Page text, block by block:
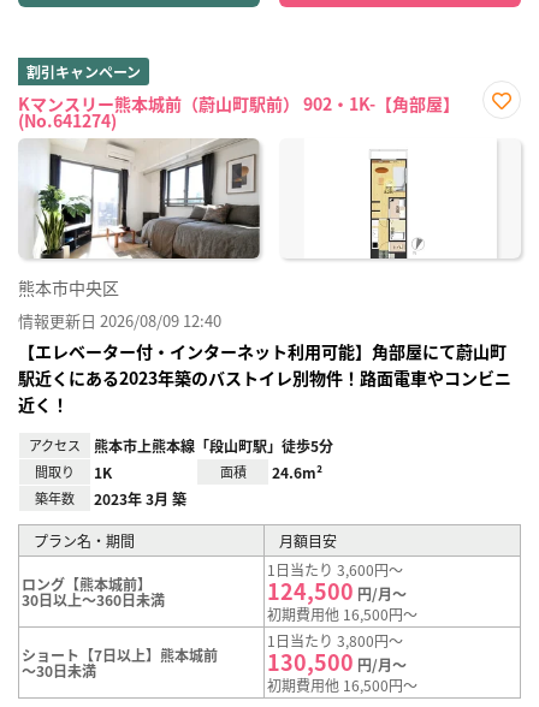
割引キャンペーン
Kマンスリー熊本城前（蔚山町駅前） 902・1K-【角部屋】
(No.641274)
に入
熊本市中央区
情報更新日 2026/08/09 12:40
【エレベーター付・インターネット利用可能】角部屋にて蔚山町
駅近くにある2023年築のバストイレ別物件！路面電車やコンビニ
近く！
アクセス 熊本市上熊本線「段山町駅」徒歩5分
間取り 1K 面積 24.6m²
築年数 2023年 3月 築
プラン名・期間 月額目安
ロング【熊本城前】
30日以上～360日未満
1日当たり 3,600円～
124,500 円/月～
初期費用他 16,500円～
ショート【7日以上】熊本城前
～30日未満
1日当たり 3,800円～
130,500 円/月～
初期費用他 16,500円～